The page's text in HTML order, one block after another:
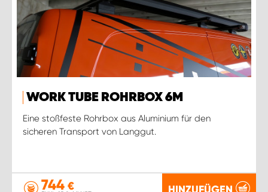
WORK TUBE ROHRBOX 6M
Eine stoßfeste Rohrbox aus Aluminium für den
sicheren Transport von Langgut.
744 € HINZUFÜGEN